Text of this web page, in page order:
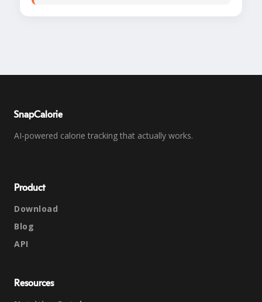
SnapCalorie
AI-powered calorie tracking that actually works.
Product
Download
Blog
API
Resources